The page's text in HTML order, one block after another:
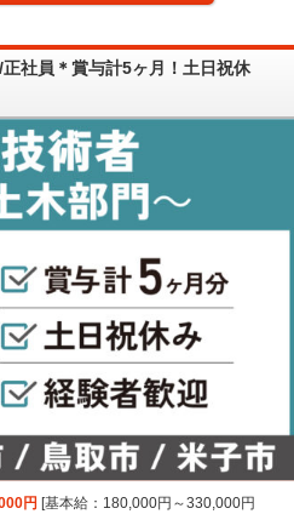
社員＊賞与計5ヶ月！土日祝休
円 基本給：180,000円～330,000円